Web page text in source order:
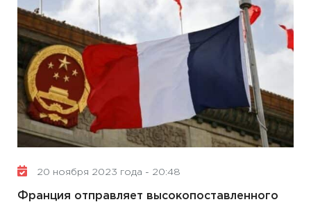
20 ноября 2023 года - 20:48
Франция отправляет высокопоставленного